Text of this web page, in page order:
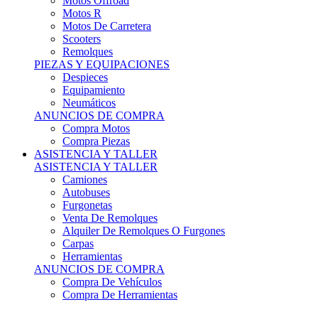
Motos R
Motos De Carretera
Scooters
Remolques
PIEZAS Y EQUIPACIONES
Despieces
Equipamiento
Neumáticos
ANUNCIOS DE COMPRA
Compra Motos
Compra Piezas
ASISTENCIA Y TALLER
ASISTENCIA Y TALLER
Camiones
Autobuses
Furgonetas
Venta De Remolques
Alquiler De Remolques O Furgones
Carpas
Herramientas
ANUNCIOS DE COMPRA
Compra De Vehículos
Compra De Herramientas